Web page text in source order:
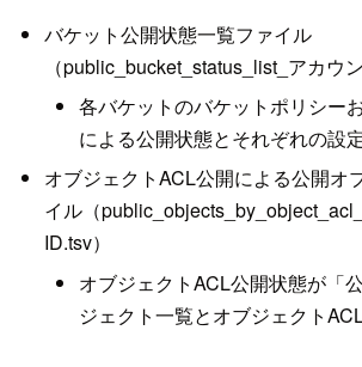
バケット公開状態一覧ファイル
（public_bucket_status_list_アカウ
各バケットのバケットポリシー
による公開状態とそれぞれの設
オブジェクトACL公開による公開オ
イル（
ID.tsv）
オブジェクトACL公開状態が「
ジェクト一覧とオブジェクト